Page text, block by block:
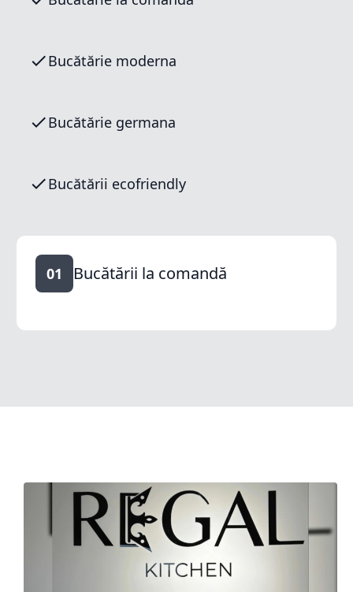
Bucătărie moderna
Bucătărie germana
Bucătării ecofriendly
01 Bucătării la comandă